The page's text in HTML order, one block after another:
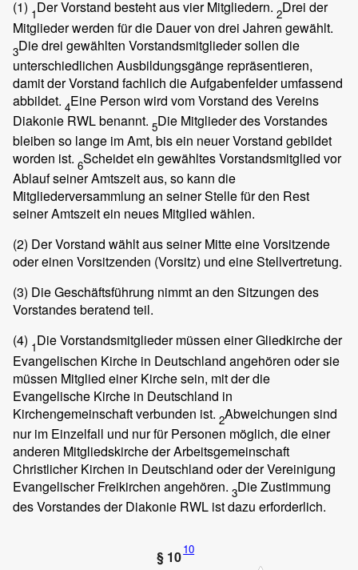
(1) 1Der Vorstand besteht aus vier Mitgliedern. 2Drei der
Mitglieder werden für die Dauer von drei Jahren gewählt.
3Die drei gewählten Vorstandsmitglieder sollen die
unterschiedlichen Ausbildungsgänge repräsentieren,
damit der Vorstand fachlich die Aufgabenfelder umfassend
abbildet. 4Eine Person wird vom Vorstand des Vereins
Diakonie RWL benannt. 5Die Mitglieder des Vorstandes
bleiben so lange im Amt, bis ein neuer Vorstand gebildet
worden ist. 6Scheidet ein gewähltes Vorstandsmitglied vor
Ablauf seiner Amtszeit aus, so kann die
Mitgliederversammlung an seiner Stelle für den Rest
seiner Amtszeit ein neues Mitglied wählen.
(2) Der Vorstand wählt aus seiner Mitte eine Vorsitzende
oder einen Vorsitzenden (Vorsitz) und eine Stellvertretung.
(3) Die Geschäftsführung nimmt an den Sitzungen des
Vorstandes beratend teil.
(4) 1Die Vorstandsmitglieder müssen einer Gliedkirche der
Evangelischen Kirche in Deutschland angehören oder sie
müssen Mitglied einer Kirche sein, mit der die
Evangelische Kirche in Deutschland in
Kirchengemeinschaft verbunden ist. 2Abweichungen sind
nur im Einzelfall und nur für Personen möglich, die einer
anderen Mitgliedskirche der Arbeitsgemeinschaft
Christlicher Kirchen in Deutschland oder der Vereinigung
Evangelischer Freikirchen angehören. 3Die Zustimmung
des Vorstandes der Diakonie RWL ist dazu erforderlich.
§ 1010